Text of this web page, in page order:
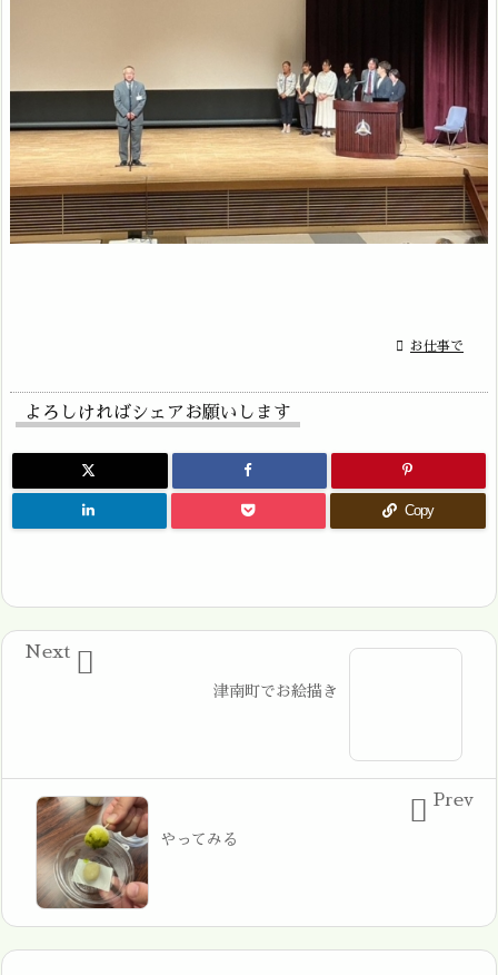
 お仕事で
よろしければシェアお願いします
Copy
津南町でお絵描き

Next
やってみる
 Prev